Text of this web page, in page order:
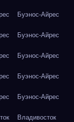
Буэнос-Айрес
Буэнос-Айрес
Буэнос-Айрес
Буэнос-Айрес
Буэнос-Айрес
Владивосток